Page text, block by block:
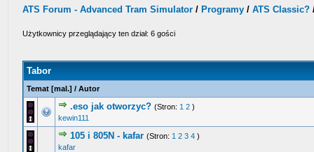
ATS Forum - Advanced Tram Simulator / Programy /ATS Classic?
Użytkownicy przeglądający ten dział: 6 gości
Tabor
Temat [mal.] /Autor
.eso jak otworzyc? (Stron: 1 2 )
kewin111
1 głosów - średnia ocena: 1 na 5 gwiazdek
123 45
105 i 805N - kafar (Stron: 1 2 3 4 )
kafar
1 głosów - średnia ocena: 5 na 5 gwiazdek
12 345